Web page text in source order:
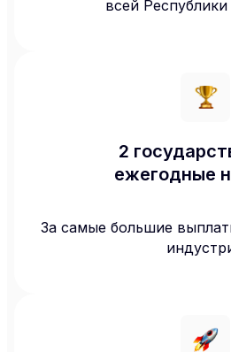
всей
2
ежегодные
За самые большие